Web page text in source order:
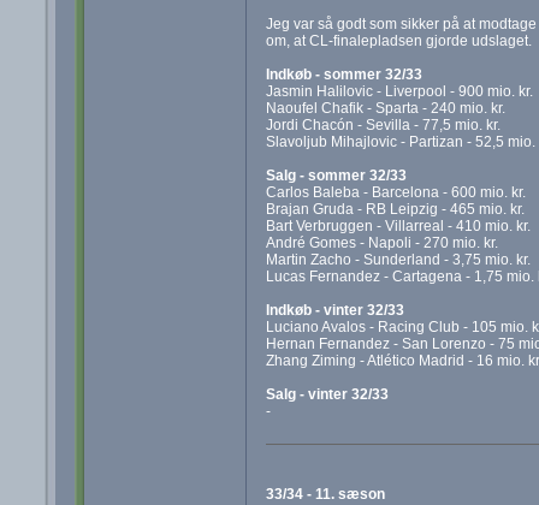
Jeg var så godt som sikker på at
om, at CL-finalepladsen gjorde udslaget.
Indkøb - sommer 32/33
Jasmin Halilovic - Liverpool - 900 mio. kr.
Naoufel Chafik - Sparta - 240 mio. kr.
Jordi Chacón - Sevilla - 77,5 mio. kr.
Slavoljub Mihajlovic - Partizan - 52,5 mio.
Salg - sommer 32/33
Carlos Baleba - Barcelona - 600 mio. kr.
Brajan Gruda - RB Leipzig - 465 mio. kr.
Bart Verbruggen - Villarreal - 410 mio. kr.
André Gomes - Napoli - 270 mio. kr.
Martin Zacho - Sunderland - 3,75 mio. kr.
Lucas Fernandez - Cartagena - 1,75 mio.
Indkøb - vinter 32/33
Luciano Avalos - Racing Club - 105 mio.
Hernan Fernandez - San Lorenzo - 75
Zhang Ziming - Atlético Madrid - 16 mio.
Salg - vinter 32/33
-
33/34 - 11. sæson